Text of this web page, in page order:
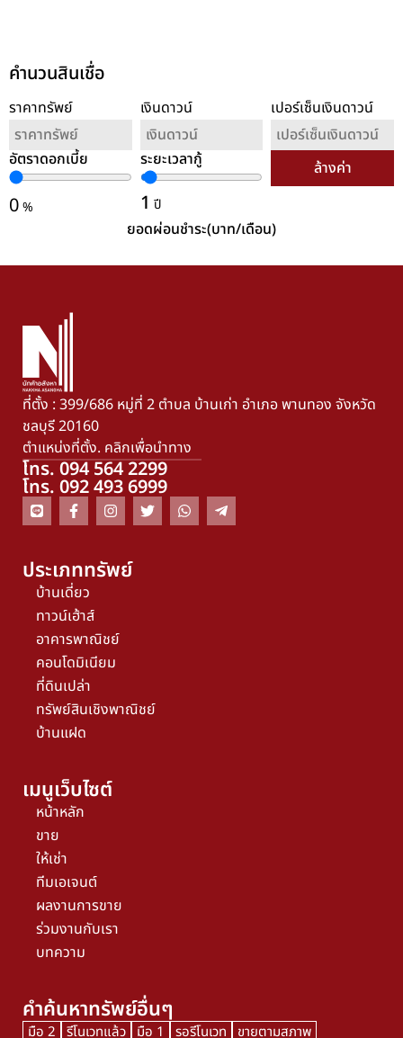
คำนวนสินเชื่อ
ราคาทรัพย์ เงินดาวน์ เปอร์เซ็นเงินดาวน์
อัตราดอกเบี้ย
0%
ระยะเวลากู้
1 ปี
ล้างค่า
ยอดผ่อนชำระ(บาท/เดือน)
ที่ตั้ง : 399/686 หมู่ที่ 2 ตำบล บ้านเก่า อำเภอ พานทอง จังหวัด
ชลบุรี 20160
ตำแหน่งที่ตั้ง. คลิกเพื่อนำทาง
โทร. 094 564 2299
โทร. 092 493 6999
ประเภททรัพย์
บ้านเดี่ยว
ทาวน์เฮ้าส์
อาคารพาณิชย์
คอนโดมิเนียม
ที่ดินเปล่า
ทรัพย์สินเชิงพาณิชย์
บ้านแฝด
เมนูเว็บไซต์
หน้าหลัก
ขาย
ให้เช่า
ทีมเอเจนต์
ผลงานการขาย
ร่วมงานกับเรา
บทความ
คำค้นหาทรัพย์อื่นๆ
มือ 2 รีโนเวทแล้ว มือ 1 รอรีโนเวท ขายตามสภาพ